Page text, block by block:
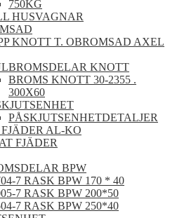
750KG
HUSVAGNAR
KNOTT T. OBROMSAD AXEL
KNOTT
BROMS KNOTT 30-2355 .
300X60
PÅSKJUTSENHETDETALJER
AL-KO
FJÄDER
BPW
7 RASK BPW 170 * 40
7 RASK BPW 200*50
7 RASK BPW 250*40